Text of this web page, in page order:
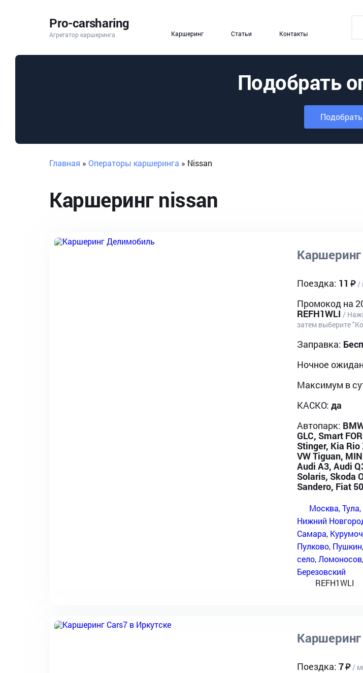
Pro-carsharing
Агрегатор каршеринга Каршеринг Статьи Контакты
Подобрать
Подобрать
Главная » Операторы каршеринга » Nissan
Каршеринг nissan
Поездка: 11 /
Промокод на
REFH1WLI /
затем выберите
Заправка:
Ночное
Максимум в
КАСКО: да
Автопарк:
GLC, Smart
Stinger, Kia Rio
VW Tiguan,
Audi A3, Audi
Solaris, Skoda
Sandero, Fiat
Москва,Тула,
Нижний
Самара, Курумоч
Пулково, Пушкин,
село,Ломоносов,
Березовский
REFH1WLI
Каршеринг
Поездка: 7 /